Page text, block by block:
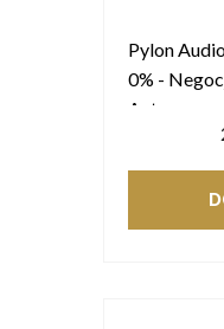
Pylon
0% -